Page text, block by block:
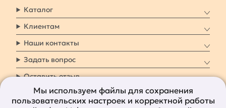
Каталог
Клиентам
Наши контакты
Задать вопрос
Оставить отзыв
8 800 7009 161 Заказать звонок
Мы используем файлы для сохранения
пользовательских настроек и корректной работы